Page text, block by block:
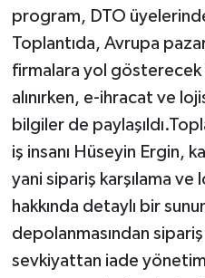
program, DTO
Toplantıda, Avrupa
firmalara yol gösterecek
alınırken, e-ihracat ve
bilgiler de
iş insanı Hüseyin Ergin,
yani sipariş karşılama
hakkında detaylı bir
depolanmasından
sevkiyattan iade